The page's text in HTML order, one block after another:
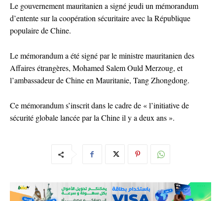
Le gouvernement mauritanien a signé jeudi un mémorandum
d’entente sur la coopération sécuritaire avec la République
populaire de Chine.
Le mémorandum a été signé par le ministre mauritanien des
Affaires étrangères, Mohamed Salem Ould Merzoug, et
l’ambassadeur de Chine en Mauritanie, Tang Zhongdong.
Ce mémorandum s’inscrit dans le cadre de « l’initiative de
sécurité globale lancée par la Chine il y a deux ans ».